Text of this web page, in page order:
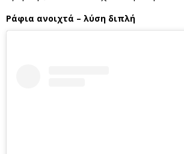
Ράφια ανοιχτά – λύση διπλή